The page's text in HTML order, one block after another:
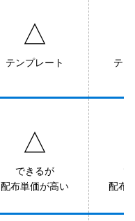
△
テンプレート テ
△
できるが
配布単価が高い
配布